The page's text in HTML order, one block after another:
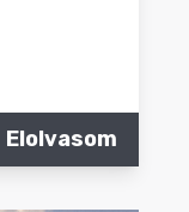
Elolvasom